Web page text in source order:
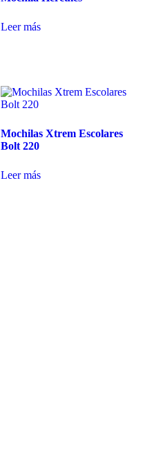
Leer más
Mochilas Xtrem Escolares
Bolt 220
Leer más